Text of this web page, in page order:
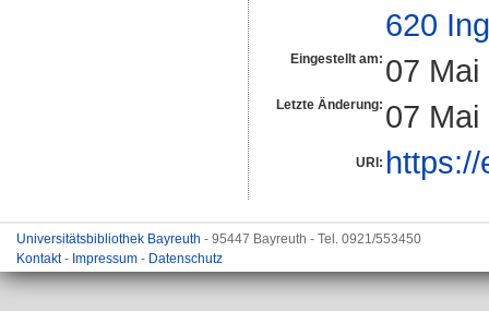
620
Eingestellt am: 07 Mai
Letzte Änderung: 07 Mai
URI:
Universitätsbibliothek Bayreuth - 95447 Bayreuth - Tel. 0921/553450
Kontakt- Impressum - Datenschutz